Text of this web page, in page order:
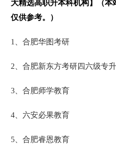
大精选高职升本科机构】（本
仅供参考。）
1、合肥华图考研
2、合肥新东方考研四六级专
3、合肥师学教育
4、六安必果教育
5、合肥睿恩教育